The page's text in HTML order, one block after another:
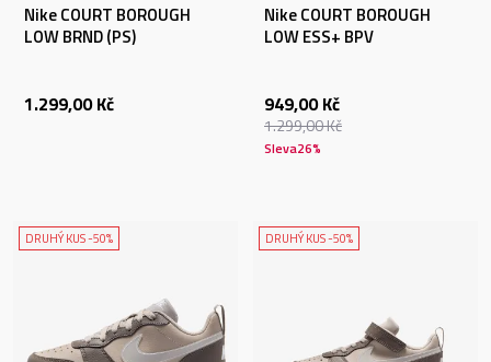
Nike COURT BOROUGH
LOW BRND (PS)
1.299,00 Kč
Nike COURT BOROUGH
LOW ESS+ BPV
949,00 Kč
1.299,00Kč
Sleva26%
DRUHÝ KUS -50% DRUHÝ KUS -50%